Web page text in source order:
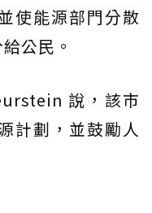
使能源部門分散
公民。
說，該市
計劃，並鼓勵人